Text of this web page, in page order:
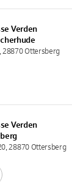
Verden
28870 Ottersberg
Verden
28870 Ottersberg